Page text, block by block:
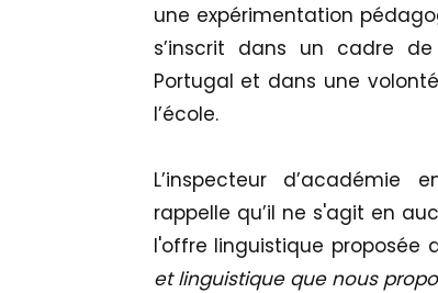
une expérimentation
s’inscrit dans un cadre
Portugal et dans une
l’école.
L’inspecteur d’académie
rappelle qu’il ne s'agit en
l'offre linguistique proposée
et linguistique que nous